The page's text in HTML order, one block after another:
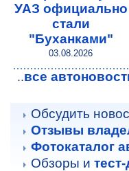
УАЗ официально
стали
"Буханками"
03.08.2026
..все
Обсудить
Отзывы
Фотокаталог
Обзоры и